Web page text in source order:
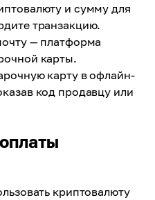
и сумму для
транзакцию.
— платформа
карты.
карту в офлайн-
код продавцу или
криптовалюту